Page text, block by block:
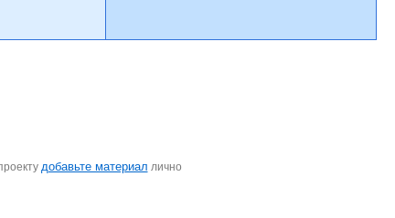
добавьте материал лично